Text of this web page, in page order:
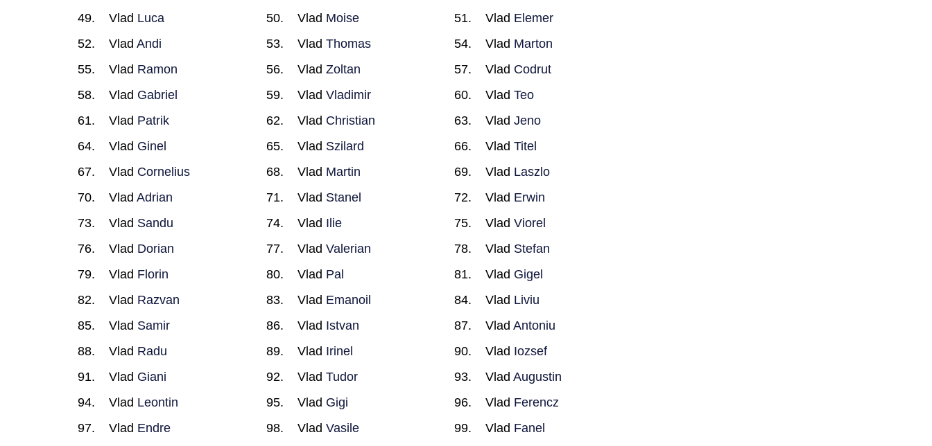
Vlad Luca Vlad Moise Vlad Elemer
Vlad Andi Vlad Thomas Vlad Marton
Vlad Ramon Vlad Zoltan Vlad Codrut
Vlad Gabriel Vlad Vladimir VladTeo
Vlad Patrik Vlad Christian VladJeno
Vlad Ginel Vlad Szilard VladTitel
Vlad Cornelius Vlad Martin Vlad Laszlo
Vlad Adrian Vlad Stanel Vlad Erwin
Vlad Sandu Vlad Ilie VladViorel
Vlad Dorian Vlad Valerian Vlad Stefan
Vlad Florin Vlad Pal Vlad Gigel
Vlad Razvan Vlad Emanoil Vlad Liviu
Vlad Samir Vlad Istvan VladAntoniu
Vlad Radu Vlad Irinel Vlad Iozsef
Vlad Giani Vlad Tudor VladAugustin
Vlad Leontin Vlad Gigi Vlad Ferencz
Vlad Endre Vlad Vasile Vlad Fanel